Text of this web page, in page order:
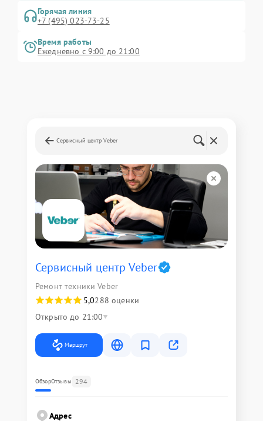
Горячая линия
+7 (495) 023-73-25
Время работы
Ежедневно с 9:00 до 21:00
Сервисный центр Veber
Сервисный центр Veber
Ремонт техники Veber
5,0288 оценки
Открыто до 21:00
Маршрут
ОбзорОтзывы 294
Адрес